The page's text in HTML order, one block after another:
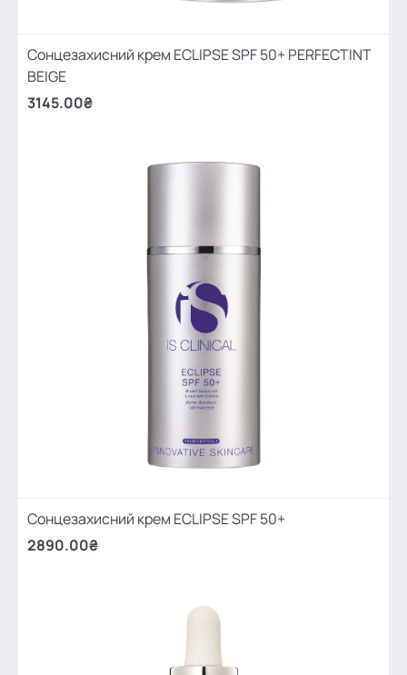
Сонцезахисний крем ECLIPSE SPF 50+ PERFECTINT
BEIGE
3145.00₴
Сонцезахисний крем ECLIPSE SPF 50+
2890.00₴